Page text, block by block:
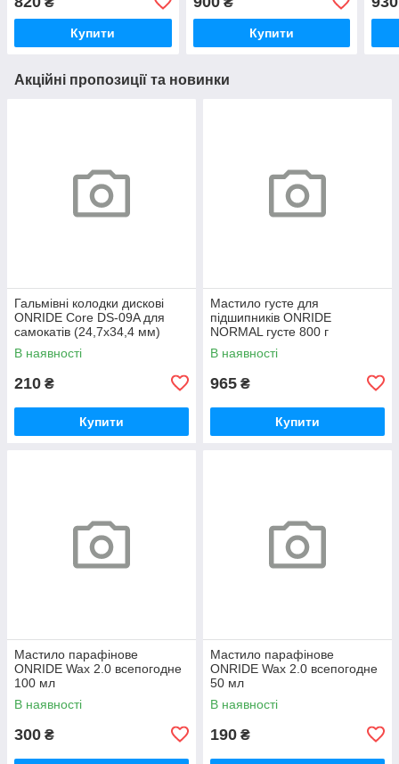
(конверт)
Купити Купити
Акційні пропозиції та новинки
Гальмівні колодки дискові
ONRIDE Core DS-09A для
самокатів (24,7х34,4 мм)
напівметал
В наявності
210 ₴
Купити
Мастило густе для
підшипників ONRIDE
NORMAL густе 800 г
(металева банка)
В наявності
965 ₴
Купити
Мастило парафінове
ONRIDE Wax 2.0 всепогодне
100 мл
В наявності
300 ₴
Мастило парафінове
ONRIDE Wax 2.0 всепогодне
50 мл
В наявності
190 ₴